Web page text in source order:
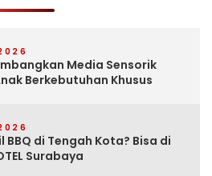
Media Sensorik
Berkebutuhan Khusus
BBQ di Tengah Kota? Bisa di
Surabaya